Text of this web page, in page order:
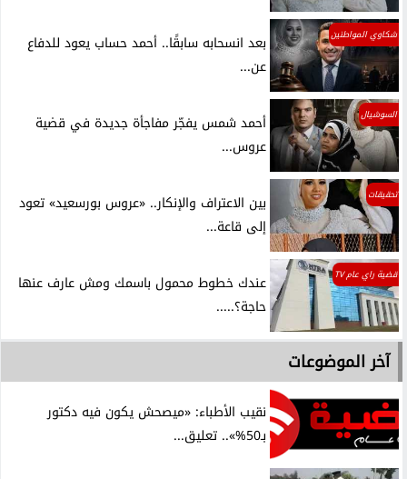
شكاوي المواطنين
بعد انسحابه سابقًا.. أحمد حساب يعود للدفاع
عن...
السوشيال
أحمد شمس يفجّر مفاجأة جديدة في قضية
عروس...
تحقيقات
بين الاعتراف والإنكار.. «عروس بورسعيد» تعود
إلى قاعة...
قضية راي عام TV
عندك خطوط محمول باسمك ومش عارف عنها
حاجة؟.....
آخر الموضوعات
نقيب الأطباء: «ميصحش يكون فيه دكتور
بـ50%».. تعليق...